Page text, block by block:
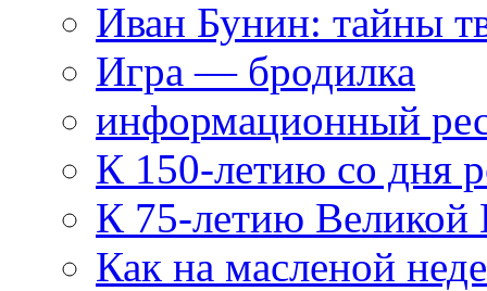
Иван Бунин: тайны
Игра — бродилка
информационный
К 150-летию со дня
К 75-летию Великой
Как на масленой